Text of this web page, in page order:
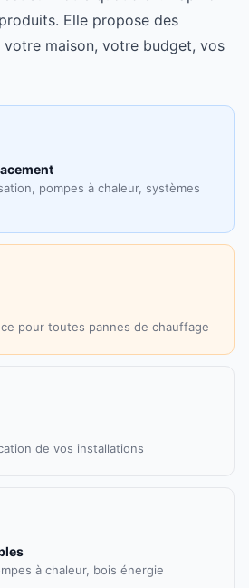
Elle propose des
votre maison, votre budget, vos
pompes à chaleur, systèmes
pour toutes pannes de chauffage
de vos installations
à chaleur, bois énergie